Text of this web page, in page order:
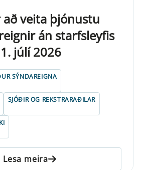
veita þjónustu
án starfsleyfis
júlí 2026
SÝNDAREIGNA
SJÓÐIR OG REKSTRARAÐILAR
Lesa meira